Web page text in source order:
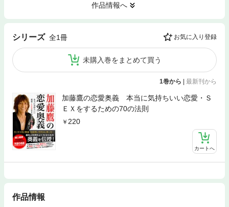
作品情報へ
シリーズ 全1冊 お気に入り登録
未購入巻をまとめて買う
1巻から | 最新刊から
加藤鷹の恋愛奥義 本当に気持ちいい恋愛・Ｓ
ＥＸをするための70の法則
220
カートへ
作品情報